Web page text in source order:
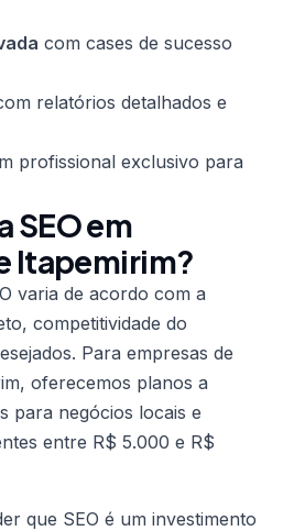
com cases de sucesso
relatórios detalhados e
profissional exclusivo para
SEO em
Itapemirim?
varia de acordo com a
competitividade do
Para empresas de
oferecemos planos a
para negócios locais e
entre R$ 5.000 e R$
que SEO é um investimento